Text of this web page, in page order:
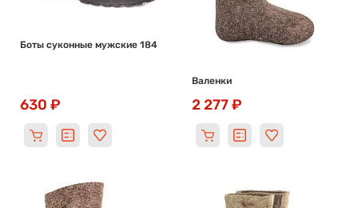
Боты суконные мужские 184
630 ₽
Валенки
2 277 ₽